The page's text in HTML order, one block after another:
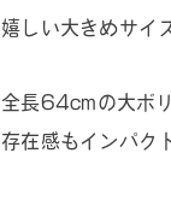
嬉しい大きめサイ
全長64cmの大ボ
存在感もインパク